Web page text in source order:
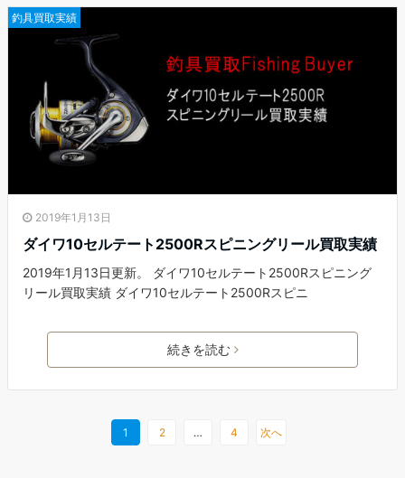
釣具買取実績
2019年1月13日
ダイワ10セルテート2500Rスピニングリール買取実績
2019年1月13日更新。 ダイワ10セルテート2500Rスピニング
リール買取実績 ダイワ10セルテート2500Rスピニ
続きを読む
1 2 … 4 次へ